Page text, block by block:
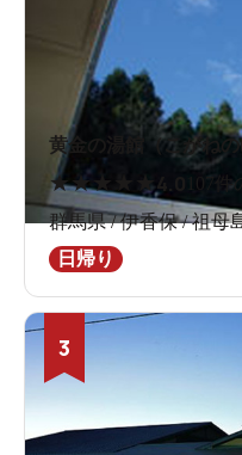
黄金の湯館（こがね
★★★ ★ ★4.0
107
群馬県 / 伊香保 / 祖母
日帰り
3